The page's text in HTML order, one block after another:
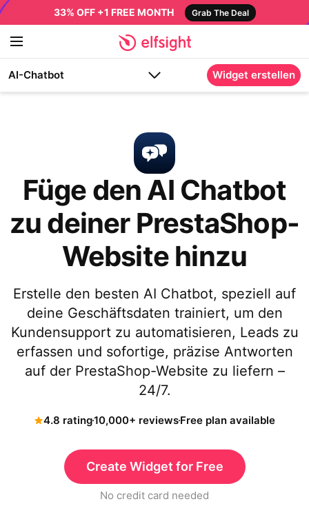
33% OFF +1 FREE MONTH Grab The Deal
AI-Chatbot Widget erstellen
Füge den AI Chatbot
zu deiner PrestaShop-
Website hinzu
Erstelle den besten AI Chatbot, speziell auf
deine Geschäftsdaten trainiert, um den
Kundensupport zu automatisieren, Leads zu
erfassen und sofortige, präzise Antworten
auf der PrestaShop-Website zu liefern –
24/7.
4.8 rating10,000+ reviewsFree plan available
Create Widget for Free
No credit card needed